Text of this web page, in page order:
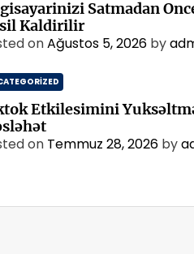
Satmadan
Kaldirilir
onAğustos 5, 2026 by
Etkilesimini
on Temmuz 28, 2026 by